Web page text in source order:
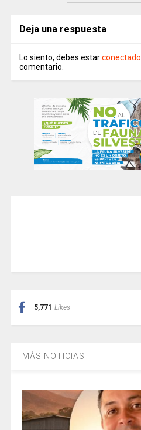
Deja una respuesta
Lo siento, debes estarconectado
comentario.
5,771 Likes
MÁS NOTICIAS